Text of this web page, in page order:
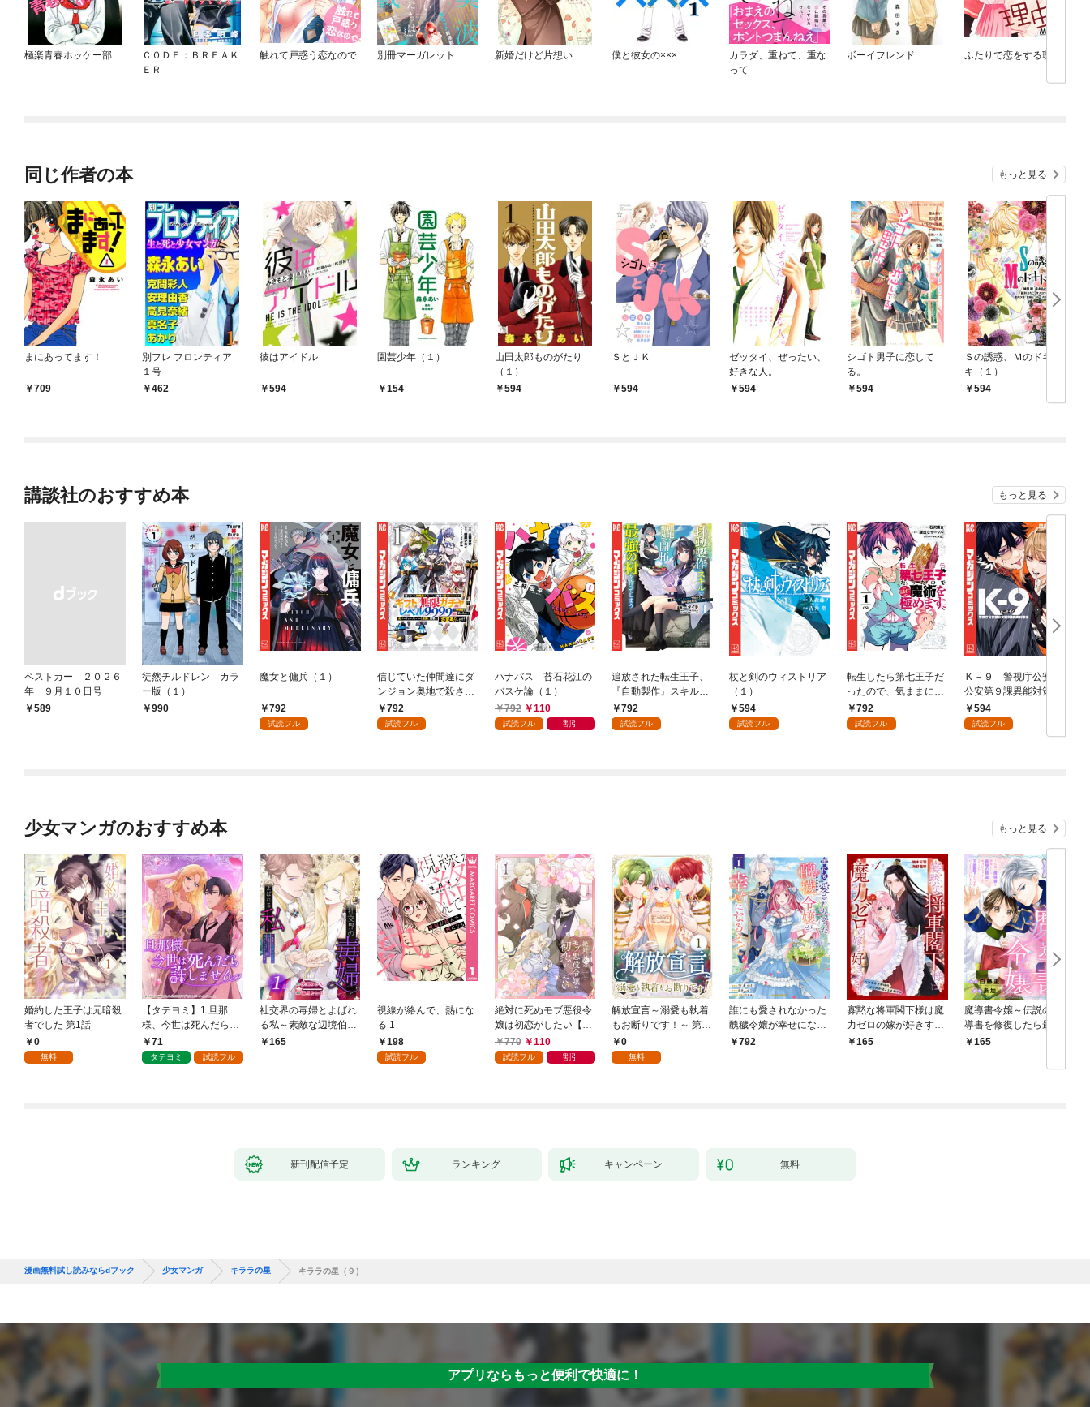
極楽青春ホッケー部
Ｃ０ＤＥ：ＢＲＥＡＫ
ＥＲ
触れて戸惑う恋なので 別冊マーガレット 新婚だけど片想い 僕と彼女の×××
カラダ、重ねて、重な
って
ボーイフレンド ふたりで恋をする理由
同じ作者の本 もっと見る
まにあってます！
709
別フレ フロンティア
１号
462
彼はアイドル
594
園芸少年（１）
154
山田太郎ものがたり
（１）
594
ＳとＪＫ
594
ゼッタイ、ぜったい、
好きな人。
594
シゴト男子に恋して
る。
594
Ｓの誘惑、Ｍのドキド
キ（１）
594
講談社のおすすめ本 もっと見る
ベストカー ２０２６
年 ９月１０日号
￥589
徒然チルドレン カラ
ー版（１）
990
魔女と傭兵（１）
792
試読フル
信じていた仲間達にダ
ンジョン奥地で殺され
かけたがギフト『無限
ガチャ』でレベル９９
792
試読フル
ハナバス 苔石花江の
バスケ論（１）
792
110
試読フル 割引
追放された転生王子、
『自動製作』スキルで
領地を爆速で開拓し最
強の村を作ってしまう
792
試読フル
杖と剣のウィストリア
（１）
594
試読フル
転生したら第七王子だ
ったので、気ままに魔
術を極めます（１）
792
試読フル
Ｋ－９ 警視庁公安部
公安第９課異能対策係
（１）
594
試読フル
少女マンガのおすすめ本 もっと見る
婚約した王子は元暗殺
者でした 第1話
0
無料
【タテヨミ】1.旦那
様、今世は死んだら許
しません
71
タテヨミ 試読フル
社交界の毒婦とよばれ
る私～素敵な辺境伯令
息に腕を折られたの
165
視線が絡んで、熱にな
る 1
198
試読フル
絶対に死ぬモブ悪役令
嬢は初恋がしたい【単
行本版】 1巻
770 110
試読フル 割引
解放宣言～溺愛も執着
もお断りです！～ 第1
話0
無料
誰にも愛されなかった
醜穢令嬢が幸せになる
まで 1
792
寡黙な将軍閣下様は魔
力ゼロの嫁が好きすぎ
る～なぜか旦那様の心
165
魔導書令嬢～伝説の魔
導書を修復したら最強
の精霊が味方になりま
下がなぜかいつもそば
165
新刊配信予定 ランキング キャンペーン 無料
漫画無料試し読みならdブック 少女マンガ キララの星 キララの星（９）
アプリならもっと便利で快適に！